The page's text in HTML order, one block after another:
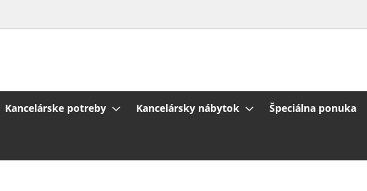
Kancelárske potreby Kancelársky nábytok Špeciálna ponuka